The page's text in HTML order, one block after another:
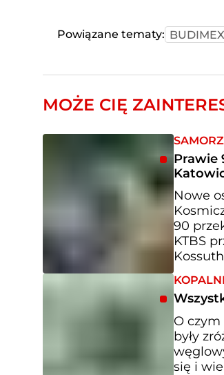
Powiązane tematy: BUDIMEX
MOŻE CIĘ
Prawie
Nowe
90
KTBS
O
były
się i